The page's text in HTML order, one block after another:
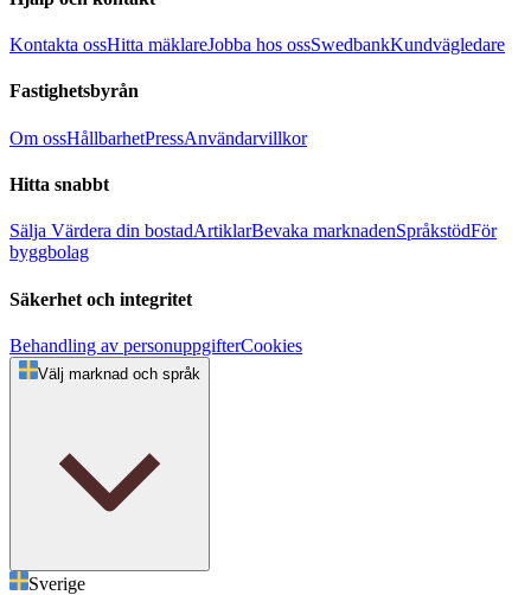
Kontakta ossHitta mäklareJobba hos ossSwedbankKundvägledare
Fastighetsbyrån
Om ossHållbarhetPressAnvändarvillkor
Hitta snabbt
Sälja Värdera din bostadArtiklarBevaka marknadenSpråkstödFör
byggbolag
Säkerhet och integritet
Behandling av personuppgifterCookies
Välj marknad och språk
Sverige